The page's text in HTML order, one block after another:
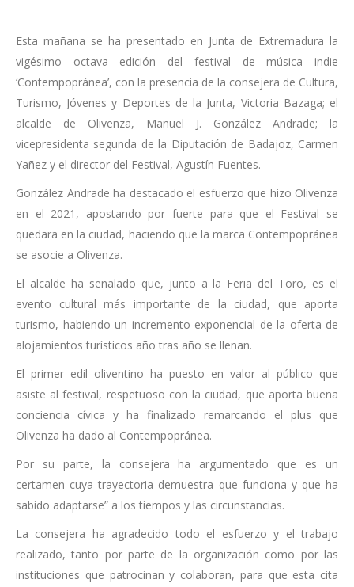
Esta mañana se ha presentado en Junta de Extremadura la
vigésimo octava edición del festival de música indie
‘Contempopránea’, con la presencia de la consejera de Cultura,
Turismo, Jóvenes y Deportes de la Junta, Victoria Bazaga; el
alcalde de Olivenza, Manuel J. González Andrade; la
vicepresidenta segunda de la Diputación de Badajoz, Carmen
Yañez y el director del Festival, Agustín Fuentes.
González Andrade ha destacado el esfuerzo que hizo Olivenza
en el 2021, apostando por fuerte para que el Festival se
quedara en la ciudad, haciendo que la marca Contempopránea
se asocie a Olivenza.
El alcalde ha señalado que, junto a la Feria del Toro, es el
evento cultural más importante de la ciudad, que aporta
turismo, habiendo un incremento exponencial de la oferta de
alojamientos turísticos año tras año se llenan.
El primer edil oliventino ha puesto en valor al público que
asiste al festival, respetuoso con la ciudad, que aporta buena
conciencia cívica y ha finalizado remarcando el plus que
Olivenza ha dado al Contempopránea.
Por su parte, la consejera ha argumentado que es un
certamen cuya trayectoria demuestra que funciona y que ha
sabido adaptarse” a los tiempos y las circunstancias.
La consejera ha agradecido todo el esfuerzo y el trabajo
realizado, tanto por parte de la organización como por las
instituciones que patrocinan y colaboran, para que esta cita